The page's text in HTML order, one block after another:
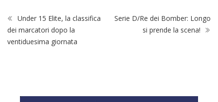
Under 15 Elite, la classifica
dei marcatori dopo la
ventiduesima giornata
Serie D/Re dei Bomber: Longo
si prende la scena!